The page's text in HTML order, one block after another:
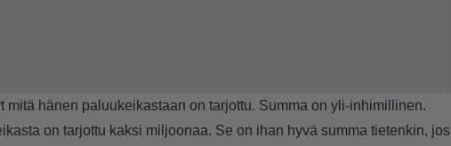
mitä hänen paluukeikastaan on tarjottu. Summa on yli-inhimillinen.
on tarjottu kaksi miljoonaa. Se on ihan hyvä summa tietenkin, jos